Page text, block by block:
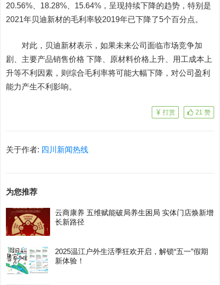
20.56%、18.28%、15.64%，呈现持续下降的趋势，特别是
2021年贝迪新材的毛利率较2019年已下降了5个百分点。
对此，贝迪新材表示，如果未来公司面临市场竞争加
剧、主要产品销售价格 下降、原材料价格上升、用工成本上
升等不利因素，则综合毛利率将可能大幅下降，对公司盈利
能力产生不利影响。
21 赞
打赏
关于作者: 四川新闻热线
为您推荐
云商康养 五维赋能破局养生困局 实体门店焕新增
长新路径
2025温江户外生活季狂欢开启，解锁“五一”假期
新体验！